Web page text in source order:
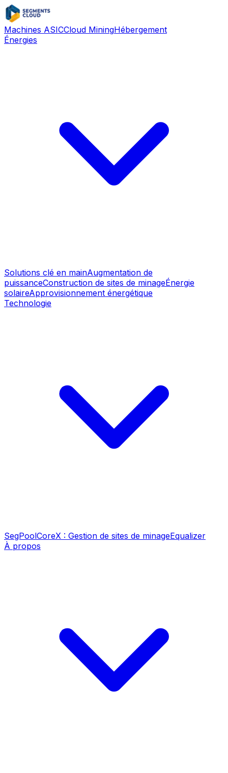
Machines ASICCloud MiningHébergement
Énergies
Solutions clé en mainAugmentation de
puissanceConstruction de sites de minageÉnergie
solaireApprovisionnement énergétique
Technologie
SegPoolCoreX : Gestion de sites de minageEqualizer
À propos